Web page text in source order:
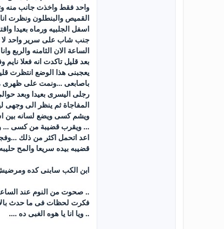
واحد فقط واخذت جانب منه
القميص والبنطلون ونظرت انا
اسفل الجلبيه ورماه بعيدا
جنب شاب على سرير واحد لا
الساعة الان الثامنه
بعد قليل تاكدت انه فعلا
يعجبنى هذا الوضع انتظرت
باصابعى ...ونمت على ظهرى
رجلى اليسرى بعيدا وبعد
المفاجاة ثم ينظر الى وجهى
ويشم كسى ويضع لسانه بين
... ويقرب قضيبة من كسى ...
اعد اتحمل اكثر من ذلك
قضيبه بيده سريعا والمح
ابن الكب سابنى كده
.. صحوت من النوم عند
فكرت لحظات فى ما حدث
.. ويا انا يا هوه الغبى ده ....